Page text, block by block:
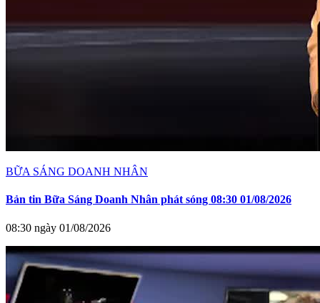
BỮA SÁNG DOANH NHÂN
Bản tin Bữa Sáng Doanh Nhân phát sóng 08:30 01/08/2026
08:30 ngày 01/08/2026